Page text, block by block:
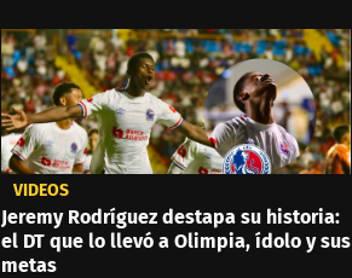
VIDEOS
Jeremy Rodríguez destapa su historia:
el DT que lo llevó a Olimpia, ídolo y sus
metas